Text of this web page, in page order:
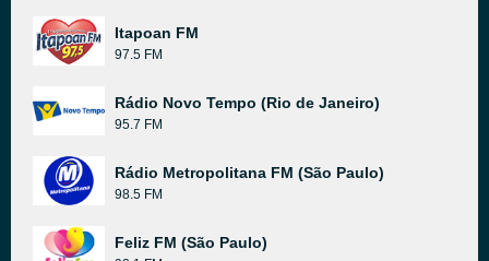
Itapoan FM
97.5 FM
Rádio Novo Tempo (Rio de Janeiro)
95.7 FM
Rádio Metropolitana FM (São Paulo)
98.5 FM
Feliz FM (São Paulo)